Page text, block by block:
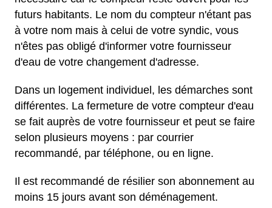
futurs habitants. Le nom du compteur n'étant pas
à votre nom mais à celui de votre syndic, vous
n'êtes pas obligé d'informer votre fournisseur
d'eau de votre changement d'adresse.
Dans un logement individuel, les démarches sont
différentes. La fermeture de votre compteur d'eau
se fait auprès de votre fournisseur et peut se faire
selon plusieurs moyens : par courrier
recommandé, par téléphone, ou en ligne.
Il est recommandé de résilier son abonnement au
moins 15 jours avant son déménagement.